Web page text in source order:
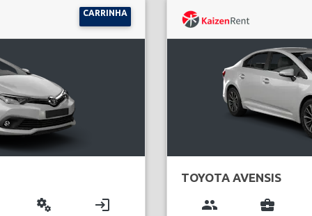
CARRINHA
miscellaneous_services login
TOYOTA AVENSIS
group business_center